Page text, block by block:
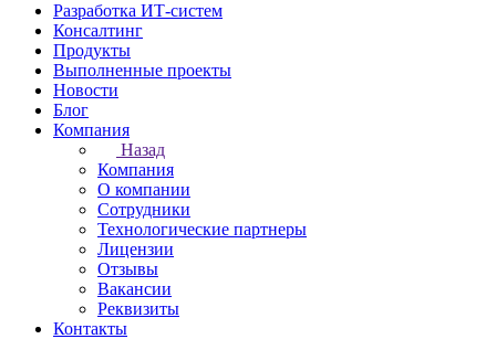
Разработка ИТ-систем
Консалтинг
Продукты
Выполненные проекты
Новости
Блог
Компания
Назад
Компания
О компании
Сотрудники
Технологические партнеры
Лицензии
Отзывы
Вакансии
Реквизиты
Контакты